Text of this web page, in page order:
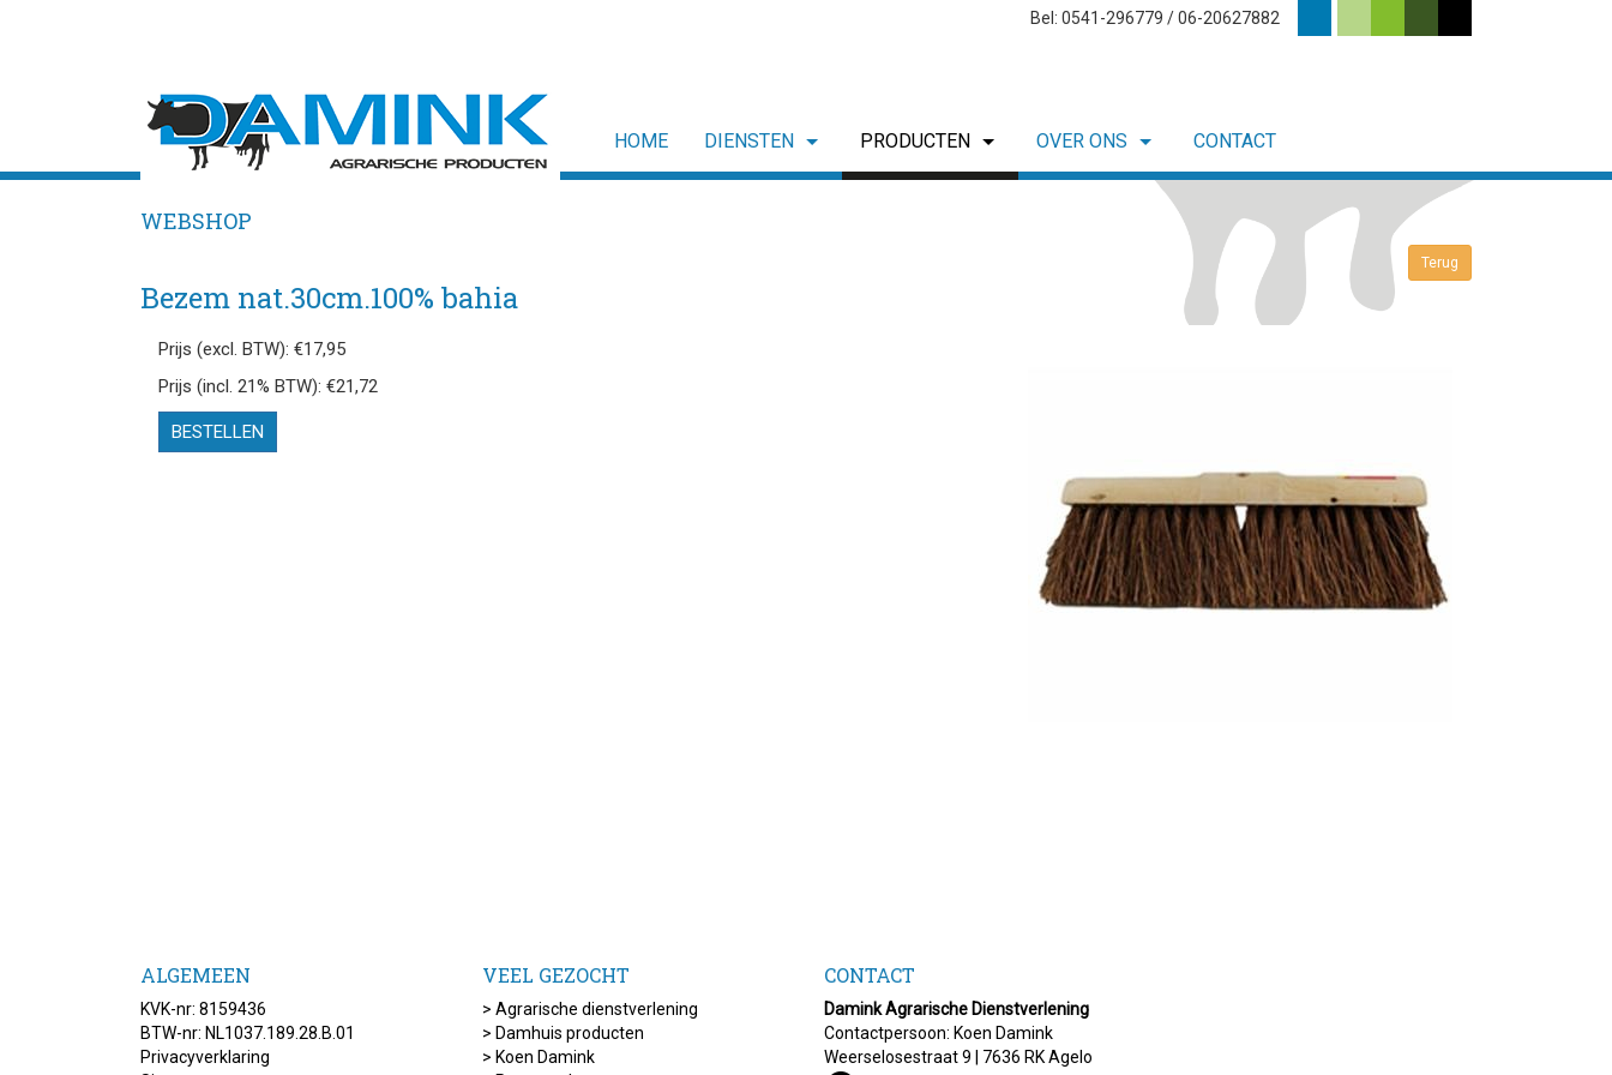
Bel: 0541-296779 / 06-20627882
HOME DIENSTEN PRODUCTEN OVER ONS CONTACT
WEBSHOP
Bezem nat.30cm.100% bahia
Prijs (excl. BTW): €17,95
Prijs (incl. 21% BTW): €21,72
BESTELLEN
ALGEMEEN
KVK-nr: 8159436
BTW-nr: NL1037.189.28.B.01
Privacyverklaring
VEEL GEZOCHT
> Agrarische dienstverlening
> Damhuis producten
> Koen Damink
CONTACT
Damink Agrarische Dienstverlening
Contactpersoon: Koen Damink
Weerselosestraat 9 | 7636 RK Agelo